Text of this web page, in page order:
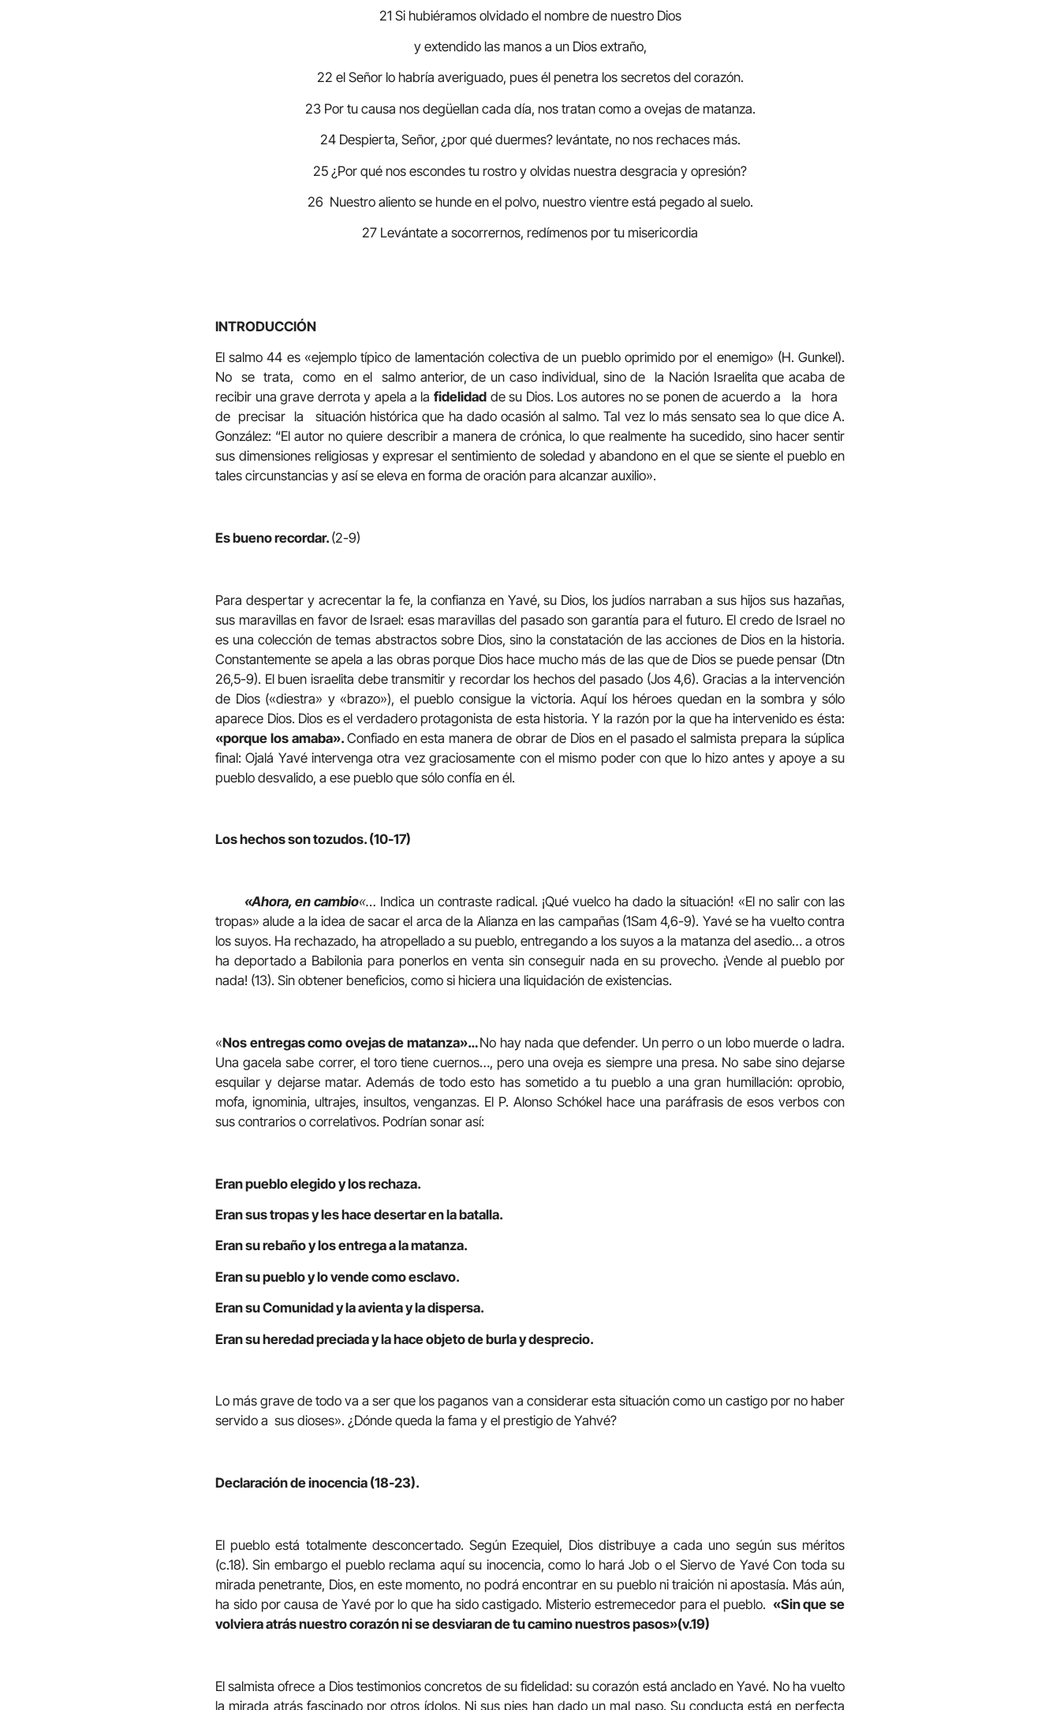
21 Si hubiéramos olvidado el nombre de nuestro Dios
y extendido las manos a un Dios extraño,
22 el Señor lo habría averiguado, pues él penetra los secretos del corazón.
23 Por tu causa nos degüellan cada día, nos tratan como a ovejas de matanza.
24 Despierta, Señor, ¿por qué duermes? levántate, no nos rechaces más.
25 ¿Por qué nos escondes tu rostro y olvidas nuestra desgracia y opresión?
26 Nuestro aliento se hunde en el polvo, nuestro vientre está pegado al suelo.
27 Levántate a socorrernos, redímenos por tu misericordia
INTRODUCCIÓN
El salmo 44 es «ejemplo típico de lamentación colectiva de un pueblo oprimido por el enemigo» (H. Gunkel).
No se trata, como en el salmo anterior, de un caso individual, sino de la Nación Israelita que acaba de
recibir una grave derrota y apela a la fidelidadde su Dios. Los autores no se ponen de acuerdo a la hora
de precisar la situación histórica que ha dado ocasión al salmo. Tal vez lo más sensato sea lo que dice A.
González: “El autor no quiere describir a manera de crónica, lo que realmente ha sucedido, sino hacer sentir
sus dimensiones religiosas y expresar el sentimiento de soledad y abandono en el que se siente el pueblo en
tales circunstancias y así se eleva en forma de oración para alcanzar auxilio».
Es bueno recordar. (2-9)
Para despertar y acrecentar la fe, la confianza en Yavé, su Dios, los judíos narraban a sus hijos sus hazañas,
sus maravillas en favor de Israel: esas maravillas del pasado son garantía para el futuro. El credo de Israel no
es una colección de temas abstractos sobre Dios, sino la constatación de las acciones de Dios en la historia.
Constantemente se apela a las obras porque Dios hace mucho más de las que de Dios se puede pensar (Dtn
26,5-9). El buen israelita debe transmitir y recordar los hechos del pasado (Jos 4,6). Gracias a la intervención
de Dios («diestra» y «brazo»), el pueblo consigue la victoria. Aquí los héroes quedan en la sombra y sólo
aparece Dios. Dios es el verdadero protagonista de esta historia. Y la razón por la que ha intervenido es ésta:
«porque los amaba». Confiado en esta manera de obrar de Dios en el pasado el salmista prepara la súplica
final: Ojalá Yavé intervenga otra vez graciosamente con el mismo poder con que lo hizo antes y apoye a su
pueblo desvalido, a ese pueblo que sólo confía en él.
Los hechos son tozudos. (10-17)
«Ahora, en cambio«… Indica un contraste radical. ¡Qué vuelco ha dado la situación! «El no salir con las
tropas» alude a la idea de sacar el arca de la Alianza en las campañas (1Sam 4,6-9). Yavé se ha vuelto contra
los suyos. Ha rechazado, ha atropellado a su pueblo, entregando a los suyos a la matanza del asedio… a otros
ha deportado a Babilonia para ponerlos en venta sin conseguir nada en su provecho. ¡Vende al pueblo por
nada! (13). Sin obtener beneficios, como si hiciera una liquidación de existencias.
«Nos entregas como ovejas de matanza»…No hay nada que defender. Un perro o un lobo muerde o ladra.
Una gacela sabe correr, el toro tiene cuernos…, pero una oveja es siempre una presa. No sabe sino dejarse
esquilar y dejarse matar. Además de todo esto has sometido a tu pueblo a una gran humillación: oprobio,
mofa, ignominia, ultrajes, insultos, venganzas. El P. Alonso Schókel hace una paráfrasis de esos verbos con
sus contrarios o correlativos. Podrían sonar así:
Eran pueblo elegido y los rechaza.
Eran sus tropas y les hace desertar en la batalla.
Eran su rebaño y los entrega a la matanza.
Eran su pueblo y lo vende como esclavo.
Eran su Comunidad y la avienta y la dispersa.
Eran su heredad preciada y la hace objeto de burla y desprecio.
Lo más grave de todo va a ser que los paganos van a considerar esta situación como un castigo por no haber
servido a sus dioses». ¿Dónde queda la fama y el prestigio de Yahvé?
Declaración de inocencia (18-23).
El pueblo está totalmente desconcertado. Según Ezequiel, Dios distribuye a cada uno según sus méritos
(c.18). Sin embargo el pueblo reclama aquí su inocencia, como lo hará Job o el Siervo de Yavé Con toda su
mirada penetrante, Dios, en este momento, no podrá encontrar en su pueblo ni traición ni apostasía. Más aún,
ha sido por causa de Yavé por lo que ha sido castigado. Misterio estremecedor para el pueblo. «Sin que se
volviera atrás nuestro corazón ni se desviaran de tu camino nuestros pasos»(v.19)
El salmista ofrece a Dios testimonios concretos de su fidelidad: su corazón está anclado en Yavé. No ha vuelto
la mirada atrás fascinado por otros ídolos. Ni sus pies han dado un mal paso. Su conducta está en perfecta